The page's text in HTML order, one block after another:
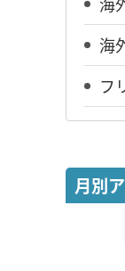
海
フ
月別